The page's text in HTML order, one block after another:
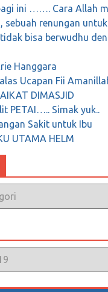
ini ……. Cara Allah
sebuah renungan
bisa berwudhu
Hanggara
Ucapan Fii
DIMASJID
PETAI….. Simak yuk..
Sakit untuk Ibu
UTAMA HELM